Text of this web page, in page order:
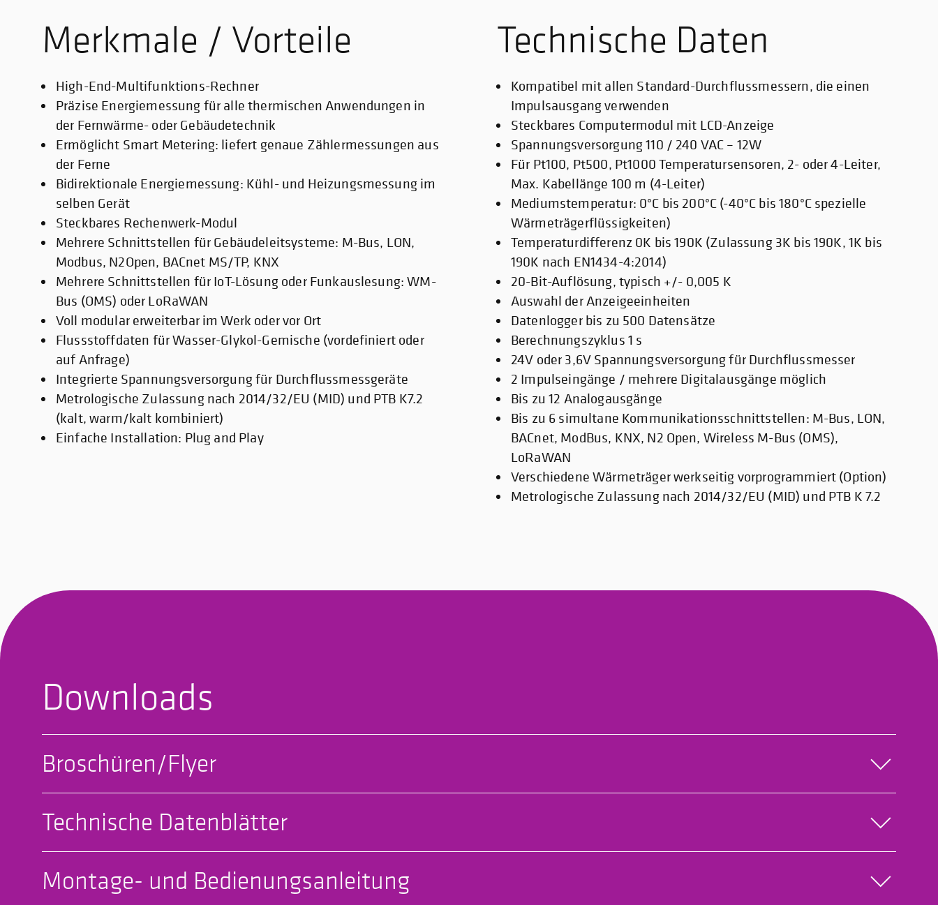
Merkmale / Vorteile
High-End-Multifunktions-Rechner
Präzise Energiemessung für alle thermischen Anwendungen in
der Fernwärme- oder Gebäudetechnik
Ermöglicht Smart Metering: liefert genaue Zählermessungen aus
der Ferne
Bidirektionale Energiemessung: Kühl- und Heizungsmessung im
selben Gerät
Steckbares Rechenwerk-Modul
Mehrere Schnittstellen für Gebäudeleitsysteme: M-Bus, LON,
Modbus, N2Open, BACnet MS/TP, KNX
Mehrere Schnittstellen für IoT-Lösung oder Funkauslesung: WM-
Bus (OMS) oder LoRaWAN
Voll modular erweiterbar im Werk oder vor Ort
Flussstoffdaten für Wasser-Glykol-Gemische (vordefiniert oder
auf Anfrage)
Integrierte Spannungsversorgung für Durchflussmessgeräte
Metrologische Zulassung nach 2014/32/EU (MID) und PTB K7.2
(kalt, warm/kalt kombiniert)
Einfache Installation: Plug and Play
Technische Daten
Kompatibel mit allen Standard-Durchflussmessern, die einen
Impulsausgang verwenden
Steckbares Computermodul mit LCD-Anzeige
Spannungsversorgung 110 / 240 VAC – 12W
Für Pt100, Pt500, Pt1000 Temperatursensoren, 2- oder 4-Leiter,
Max. Kabellänge 100 m (4-Leiter)
Mediumstemperatur: 0°C bis 200°C (-40°C bis 180°C spezielle
Wärmeträgerflüssigkeiten)
Temperaturdifferenz 0K bis 190K (Zulassung 3K bis 190K, 1K bis
190K nach EN1434-4:2014)
20-Bit-Auflösung, typisch +/- 0,005 K
Auswahl der Anzeigeeinheiten
Datenlogger bis zu 500 Datensätze
Berechnungszyklus 1 s
24V oder 3,6V Spannungsversorgung für Durchflussmesser
2 Impulseingänge / mehrere Digitalausgänge möglich
Bis zu 12 Analogausgänge
Bis zu 6 simultane Kommunikationsschnittstellen: M-Bus, LON,
BACnet, ModBus, KNX, N2 Open, Wireless M-Bus (OMS),
LoRaWAN
Verschiedene Wärmeträger werkseitig vorprogrammiert (Option)
Metrologische Zulassung nach 2014/32/EU (MID) und PTB K 7.2
Downloads
Broschüren/Flyer
Technische Datenblätter
Montage- und Bedienungsanleitung